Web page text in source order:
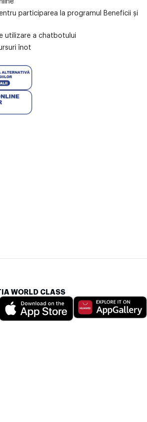
participarea la programul Beneficii și
utilizare a chatbotului
înot
WORLD CLASS